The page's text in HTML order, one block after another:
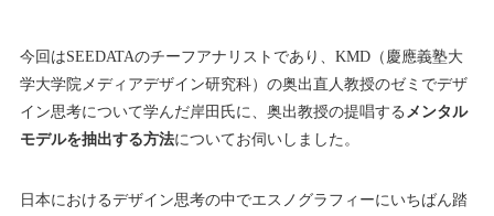
今回はSEEDATAのチーフアナリストであり、KMD（慶應義塾大
学大学院メディアデザイン研究科）の奥出直人教授のゼミでデザ
イン思考について学んだ岸田氏に、奥出教授の提唱する メンタル
モデルを抽出する方法についてお伺いしました。
日本におけるデザイン思考の中でエスノグラフィーにいちばん踏